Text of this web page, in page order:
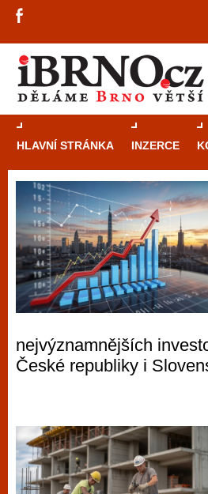
HLAVNÍ STRÁNKA INZERCE
nejvýznamnějších
České republiky i
Mimo jiné je ale také
vyzkoušet různé
příležitostné hráče. V...